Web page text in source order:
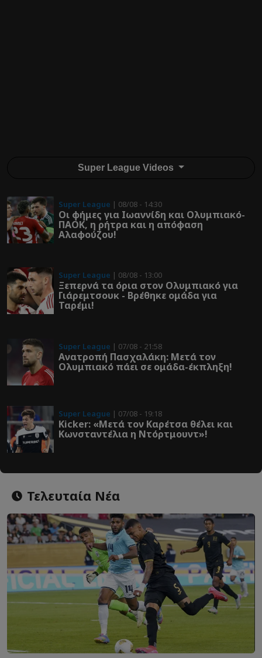
Super League Videos
Super League | 08/08 - 14:30
Οι φήμες για Ιωαννίδη και Ολυμπιακό-
ΠΑΟΚ, η ρήτρα και η απόφαση
Αλαφούζου!
Super League | 08/08 - 13:00
Ξεπερνά τα όρια στον Ολυμπιακό για
Γιάρεμτσουκ - Βρέθηκε ομάδα για
Ταρέμι!
Super League | 07/08 - 21:58
Ανατροπή Πασχαλάκη: Μετά τον
Ολυμπιακό πάει σε ομάδα-έκπληξη!
Super League | 07/08 - 19:18
Kicker: «Μετά τον Καρέτσα θέλει και
Κωνσταντέλια η Ντόρτμουντ»!
Τελευταία Νέα